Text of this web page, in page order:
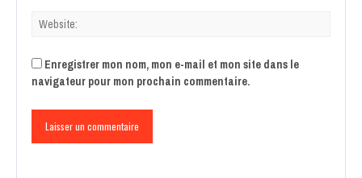
Enregistrer mon nom, mon e-mail et mon site dans le
navigateur pour mon prochain commentaire.